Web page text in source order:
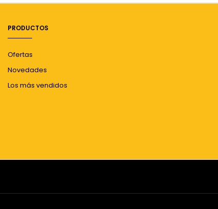
PRODUCTOS
Ofertas
Novedades
Los más vendidos